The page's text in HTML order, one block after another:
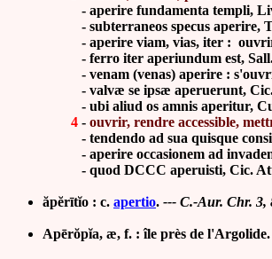
- aperire fundamenta templi,
- subterraneos specus aperire,
- aperire viam, vias, iter :
- ferro iter aperiundum est, Sall.
- venam (venas) aperire :
- valvæ se ipsæ aperuerunt,
- ubi aliud os amnis aperitur,
4 - ouvrir, rendre accessible,
- tendendo ad sua quisque
- aperire occasionem ad
- quod DCCC aperuisti, Cic.
ăpĕrītĭo : c. apertio. --- C.-Aur. Chr. 3,
Apērŏpĭa, æ, f. : île près de l'Argolide.